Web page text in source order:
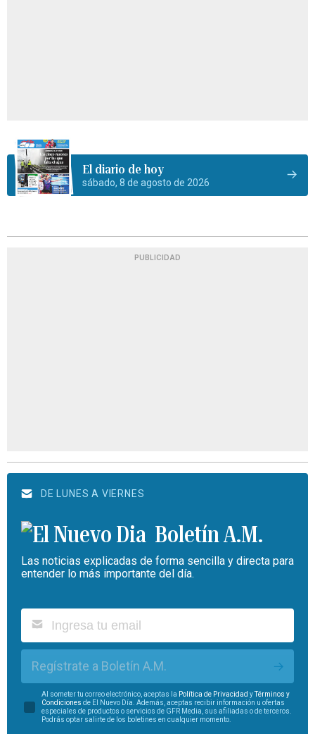
El diario de hoy
sábado, 8 de agosto de 2026
PUBLICIDAD
DE LUNES A VIERNES
Boletín A.M.
Las noticias explicadas de forma sencilla y directa para
entender lo más importante del día.
Regístrate a Boletín A.M.
Al someter tu correo electrónico, aceptas la Política de Privacidad y
Términos y
Condiciones de El Nuevo Día. Además, aceptas recibir información u ofertas
especiales de productos o servicios de GFR Media, sus afiliadas o de terceros.
Podrás optar salirte de los boletines en cualquier momento.